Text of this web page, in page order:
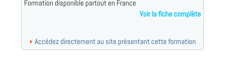
Formation disponible partout en France
Voir la fiche complète
Accédez directement au site présentant cette formation